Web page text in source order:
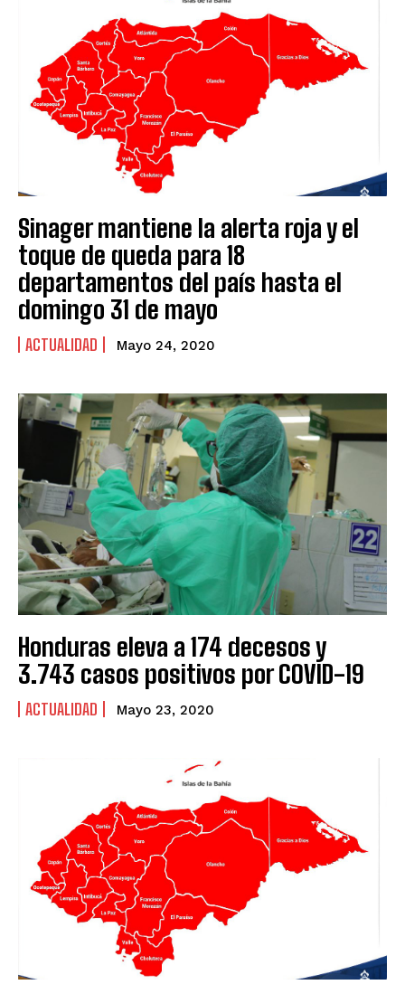
Sinager mantiene la alerta roja y el
toque de queda para 18
departamentos del país hasta el
domingo 31 de mayo
ACTUALIDAD Mayo 24, 2020
Honduras eleva a 174 decesos y
3.743 casos positivos por COVID-19
ACTUALIDAD Mayo 23, 2020